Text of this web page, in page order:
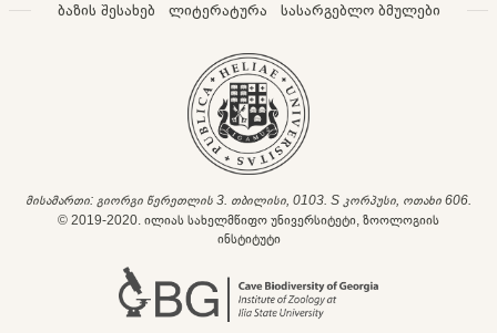
ბაზის შესახებ ლიტერატურა სასარგებლო ბმულები
მისამართი: გიორგი წერეთლის 3. თბილისი, 0103. S კორპუსი, ოთახი 606.
© 2019-2020. ილიას სახელმწიფო უნივერსიტეტი, ზოოლოგიის
ინსტიტუტი